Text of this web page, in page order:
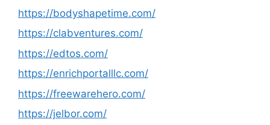
https://bodyshapetime.com/
https://clabventures.com/
https://edtos.com/
https://enrichportalllc.com/
https://freewarehero.com/
https://jelbor.com/